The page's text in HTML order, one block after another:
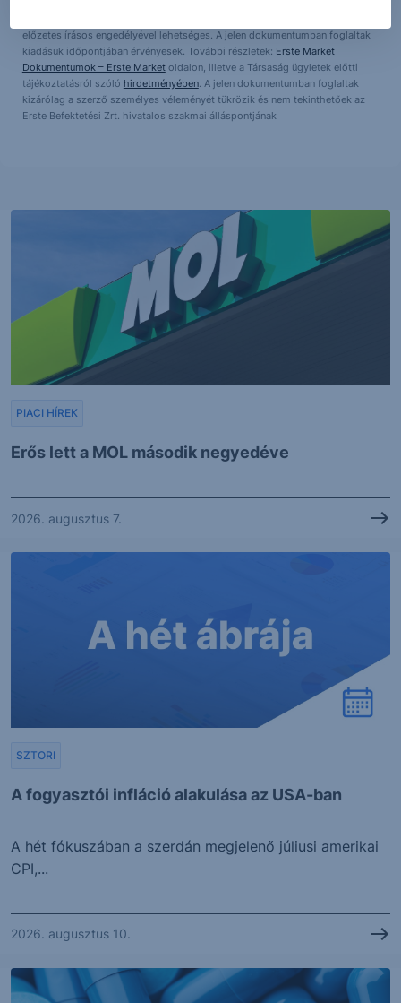
előzetes írásos engedélyével lehetséges. A jelen dokumentumban foglaltak
kiadásuk időpontjában érvényesek. További részletek: Erste Market
Dokumentumok – Erste Marketoldalon, illetve a Társaság ügyletek előtti
tájékoztatásról szóló hirdetményében. A jelen dokumentumban foglaltak
kizárólag a szerző személyes véleményét tükrözik és nem tekinthetőek az
Erste Befektetési Zrt. hivatalos szakmai álláspontjának
Erős lett a MOL második negyedéve
PIACI HÍREK
2026. augusztus 7.
A fogyasztói infláció alakulása az USA-ban
SZTORI
A hét fókuszában a szerdán megjelenő júliusi amerikai
CPI,...
2026. augusztus 10.